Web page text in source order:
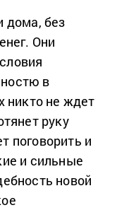
дома, без
Они
в
никто не ждет
руку
поговорить и
и сильные
новой